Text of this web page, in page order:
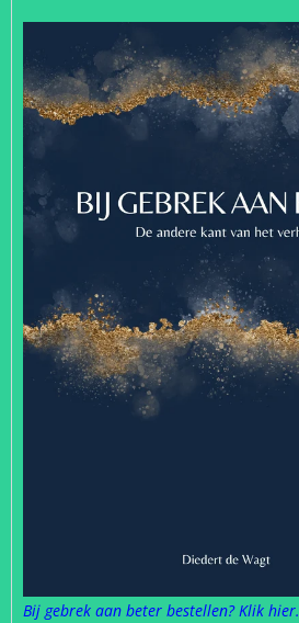
Bij gebrek aan beter bestellen? Klik hier.